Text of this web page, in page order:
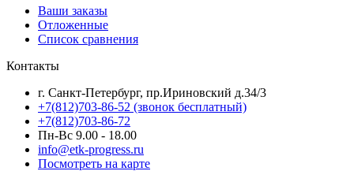
Ваши заказы
Отложенные
Список сравнения
Контакты
г. Санкт-Петербург, пр.Ириновский д.34/3
+7(812)703-86-52 (звонок бесплатный)
+7(812)703-86-72
Пн-Вс 9.00 - 18.00
info@etk-progress.ru
Посмотреть на карте